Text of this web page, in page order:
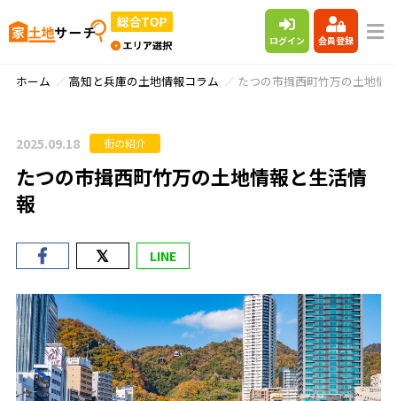
ログイン 会員登録
ホーム 高知と兵庫の土地情報コラム たつの市揖西町竹万の土地情
2025.09.18 街の紹介
たつの市揖西町竹万の土地情報と生活情
報
LINE